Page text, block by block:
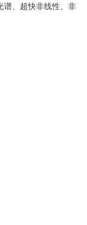
谱、超快非线性、非